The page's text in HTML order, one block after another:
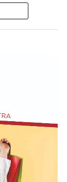
en la firma
Aéreos, para
de
en
para el Uso
y No
y
NA.